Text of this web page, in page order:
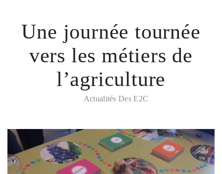
Une journée tournée
vers les métiers de
l’agriculture
Actualités Des E2C